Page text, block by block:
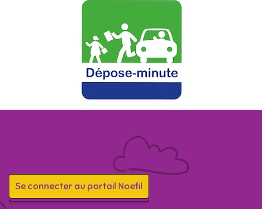
Se connecter au portail Noefil